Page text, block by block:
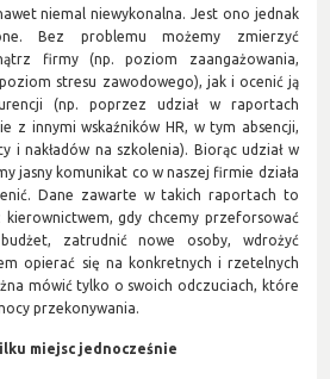
niemal niewykonalna. Jest ono jednak
Bez problemu możemy zmierzyć
firmy (np. poziom zaangażowania,
stresu zawodowego), jak i ocenić ją
(np. poprzez udział w raportach
z innymi wskaźników HR, w tym absencji,
i nakładów na szkolenia). Biorąc udział w
jasny komunikat co w naszej firmie działa
Dane zawarte w takich raportach to
gdy chcemy przeforsować
zatrudnić nowe osoby, wdrożyć
opierać się na konkretnych i rzetelnych
mówić tylko o swoich odczuciach, które
przekonywania.
miejsc jednocześnie